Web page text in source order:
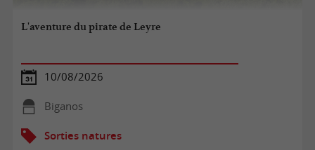
L'aventure du pirate de Leyre
10/08/2026
Biganos
Sorties natures